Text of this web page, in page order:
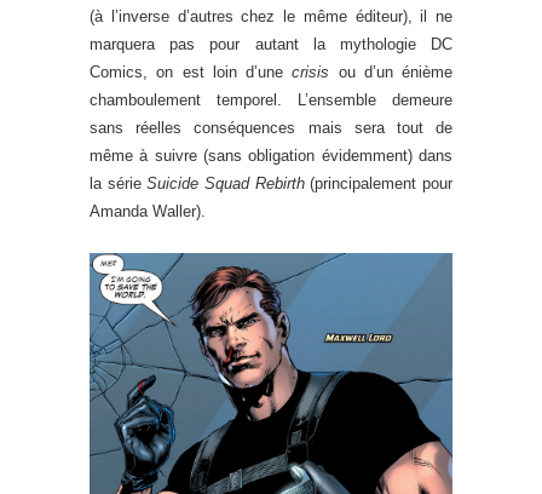
(à l’inverse d’autres chez le même éditeur), il ne
marquera pas pour autant la mythologie DC
Comics, on est loin d’unecrisis ou d’un énième
chamboulement temporel. L’ensemble demeure
sans réelles conséquences mais sera tout de
même à suivre (sans obligation évidemment) dans
la sérieSuicide Squad Rebirth(principalement pour
Amanda Waller).